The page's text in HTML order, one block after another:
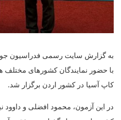
به گزارش سایت رسمی فدراسیون
با حضور نمایندگان کشورهای مختلف
کاپ آسیا در کشور اردن برگزار شد.
در این آزمون، محمود افضلی و داوود